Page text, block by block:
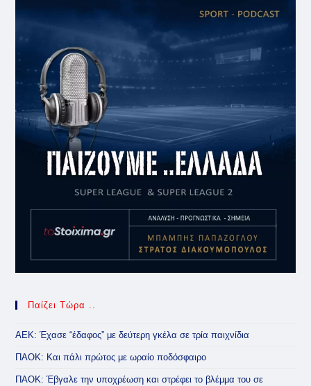
Παίζει Τώρα ..
ΑΕΚ: Έχασε “έδαφος” με δεύτερη γκέλα σε τρία παιχνίδια
ΠΑΟΚ: Και πάλι πρώτος με ωραίο ποδόσφαιρο
ΠΑΟΚ: Έβγαλε την υποχρέωση και στρέφει το βλέμμα του σε